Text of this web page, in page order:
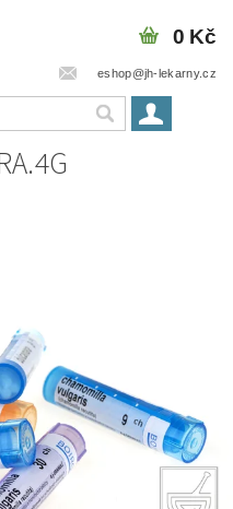
eshop@jh-lekarny.cz
0 Kč